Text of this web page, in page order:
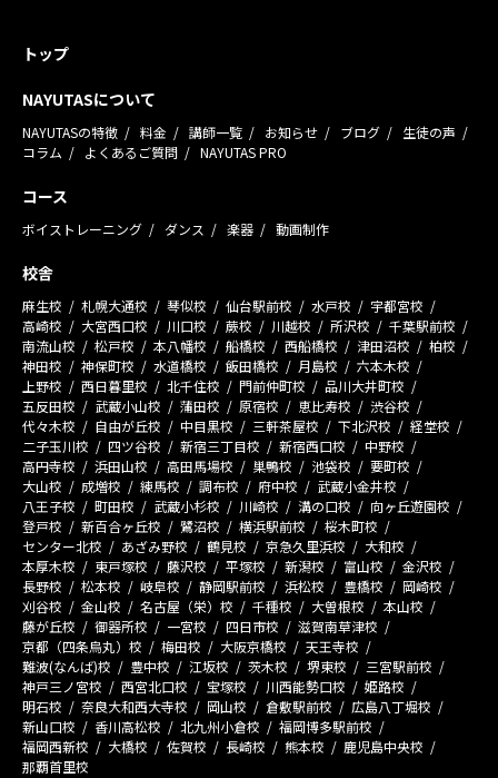
トップ
NAYUTASについて
NAYUTASの特徴 料金 講師一覧 お知らせ ブログ
生徒の声
コラム
よくあるご質問 NAYUTAS PRO
コース
ボイストレーニング ダンス 楽器 動画制作
校舎
麻生校 札幌大通校 琴似校 仙台駅前校 水戸校
宇都宮校
高崎校
大宮西口校 川口校 蕨校 川越校 所沢校
千葉駅前校
南流山校
松戸校 本八幡校 船橋校 西船橋校 津田沼校
柏校
神田校
神保町校 水道橋校 飯田橋校 月島校
六本木校
上野校
西日暮里校 北千住校 門前仲町校
品川大井町校
五反田校
武蔵小山校 蒲田校 原宿校 恵比寿校
渋谷校
代々木校
自由が丘校 中目黒校 三軒茶屋校 下北沢校
経堂校
二子玉川校
四ツ谷校 新宿三丁目校 新宿西口校
中野校
高円寺校
浜田山校 高田馬場校 巣鴨校 池袋校
要町校
大山校
成増校 練馬校 調布校 府中校
武蔵小金井校
八王子校
町田校 武蔵小杉校 川崎校 溝の口校
向ヶ丘遊園校
登戸校
新百合ヶ丘校 鷺沼校 横浜駅前校
桜木町校
センター北校
あざみ野校 鶴見校 京急久里浜校
大和校
本厚木校
東戸塚校 藤沢校 平塚校 新潟校 富山校
金沢校
長野校
松本校 岐阜校 静岡駅前校 浜松校 豊橋校
岡崎校
刈谷校
金山校 名古屋（栄）校 千種校 大曽根校
本山校
藤が丘校
御器所校 一宮校 四日市校
滋賀南草津校
京都（四条烏丸）校
梅田校 大阪京橋校
天王寺校
難波(なんば)校
豊中校 江坂校 茨木校 堺東校
三宮駅前校
神戸三ノ宮校
西宮北口校 宝塚校 川西能勢口校
姫路校
明石校
奈良大和西大寺校 岡山校 倉敷駅前校
広島八丁堀校
新山口校
香川高松校 北九州小倉校
福岡博多駅前校
福岡西新校
大橋校 佐賀校 長崎校 熊本校
鹿児島中央校
那覇首里校